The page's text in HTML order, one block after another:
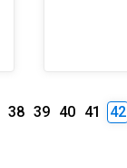
38 39 40 41 42